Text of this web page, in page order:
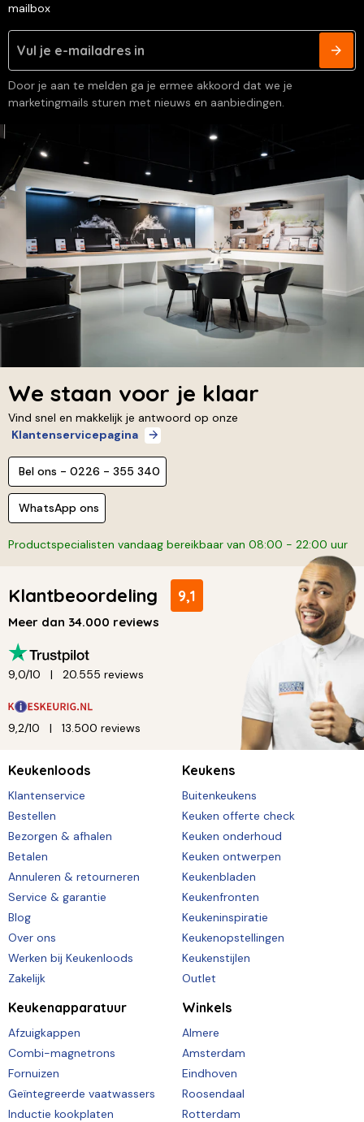
mailbox
Door je aan te melden ga je ermee akkoord dat we je
marketingmails sturen met nieuws en aanbiedingen.
We staan voor je klaar
Vind snel en makkelijk je antwoord op onze
Klantenservicepagina
Bel ons - 0226 - 355 340
WhatsApp ons
Productspecialisten vandaag bereikbaar van 08:00 - 22:00 uur
Klantbeoordeling 9,1
Meer dan 34.000 reviews
9,0/10 20.555 reviews
9,2/10 13.500 reviews
Keukenloods
Klantenservice
Bestellen
Bezorgen & afhalen
Betalen
Annuleren & retourneren
Service & garantie
Blog
Over ons
Werken bij Keukenloods
Zakelijk
Keukens
Buitenkeukens
Keuken offerte check
Keuken onderhoud
Keuken ontwerpen
Keukenbladen
Keukenfronten
Keukeninspiratie
Keukenopstellingen
Keukenstijlen
Outlet
Keukenapparatuur
Afzuigkappen
Combi-magnetrons
Fornuizen
Geïntegreerde vaatwassers
Inductie kookplaten
Winkels
Almere
Amsterdam
Eindhoven
Roosendaal
Rotterdam